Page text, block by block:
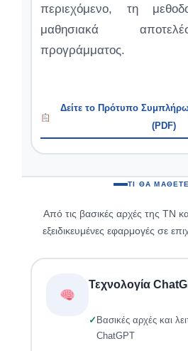
περιεχόμενο, τη
μαθησιακά
προγράμματος.
Δείτε το Πρότυπο
(PDF)
ΤΙ ΘΑ ΜΆΘΕΤΕ
Από τις βασικές αρχές της ΤΝ
εξειδικευμένες εφαρμογές σε
Τεχνολογία
Βασικές αρχές και
ChatGPT